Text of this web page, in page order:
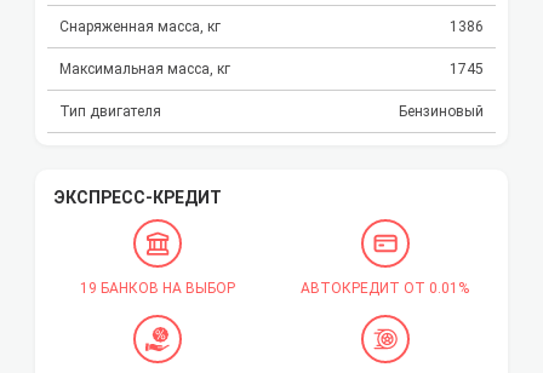
Снаряженная масса, кг 1386
Максимальная масса, кг 1745
Тип двигателя Бензиновый
ЭКСПРЕСС-КРЕДИТ
19 БАНКОВ НА ВЫБОР АВТОКРЕДИТ ОТ 0.01%